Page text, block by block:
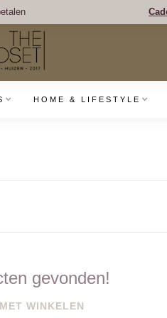
HOME & LIFESTYLE
gevonden!
WINKELEN